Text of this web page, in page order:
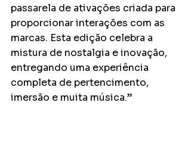
passarela de ativações criada para
proporcionar interações com as
marcas. Esta edição celebra a
mistura de nostalgia e inovação,
entregando uma experiência
completa de pertencimento,
imersão e muita música.”